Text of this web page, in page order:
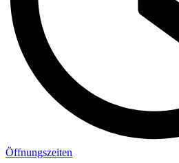
Öffnungszeiten